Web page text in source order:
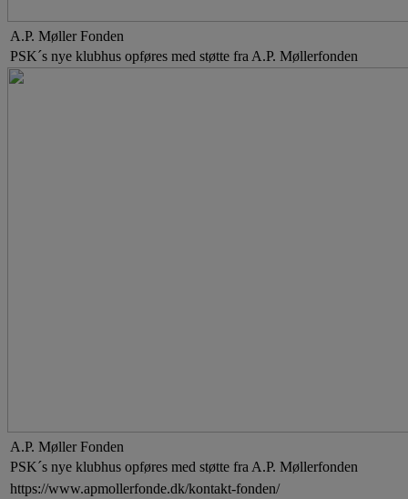
A.P. Møller Fonden
PSK´s nye klubhus opføres med støtte fra A.P. Møllerfonden
A.P. Møller Fonden
PSK´s nye klubhus opføres med støtte fra A.P. Møllerfonden
https://www.apmollerfonde.dk/kontakt-fonden/